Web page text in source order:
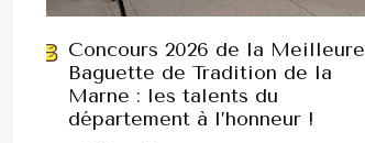
Concours 2026 de la Meilleure
Baguette de Tradition de la
Marne : les talents du
département à l’honneur !